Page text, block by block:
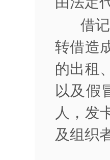
借
转借造
的出租
以及假
人，发
及组织